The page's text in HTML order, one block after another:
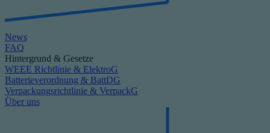
News
FAQ
Hintergrund & Gesetze
WEEE Richtlinie & ElektroG
Batterieverordnung & BattDG
Verpackungsrichtlinie & VerpackG
Über uns